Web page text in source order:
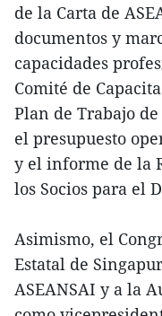
de la Carta de
documentos y
capacidades
Comité de
Plan de Trabajo
el presupuesto
y el informe de la
los Socios para el
Asimismo, el
Estatal de
ASEANSAI y a la